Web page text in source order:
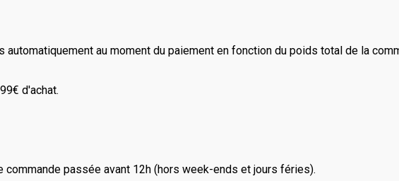
au moment du paiement en fonction du poids total de la
d'achat.
commande passée avant 12h (hors week-ends et jours féries).